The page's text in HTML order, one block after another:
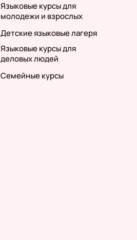
Языковые курсы для
молодежи и взрослых
Детские языковые лагеря
Языковые курсы для
деловых людей
Семейные курсы